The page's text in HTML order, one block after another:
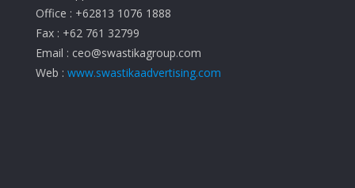
Office : +62813 1076 1888
Fax : +62 761 32799
Email : ceo@swastikagroup.com
Web : www.swastikaadvertising.com